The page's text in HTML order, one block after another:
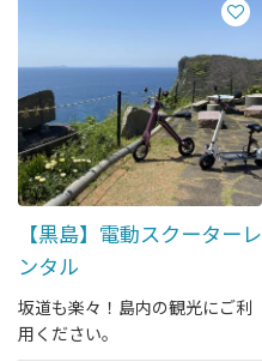
【黒島】電動スクーターレ
ンタル
坂道も楽々！島内の観光にご利
用ください。